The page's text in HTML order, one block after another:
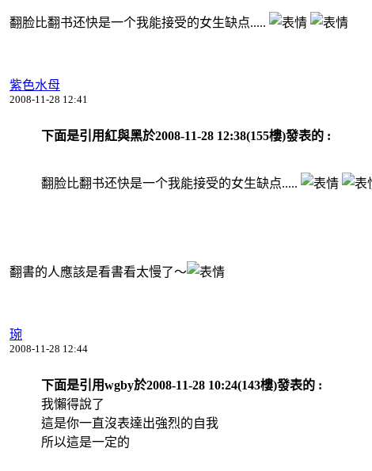
翻脸比翻书还快是一个我能接受的女生缺点.....
紫色水母
2008-11-28 12:41
下面是引用紅與黑於2008-11-28 12:38(155樓)發表的 :
翻脸比翻书还快是一个我能接受的女生缺点.....
翻書的人應該是看書看太慢了～
琬
2008-11-28 12:44
下面是引用wgby於2008-11-28 10:24(143樓)發表的 :
我懶得說了
這是你一直沒表達出強烈的自我
所以這是一定的